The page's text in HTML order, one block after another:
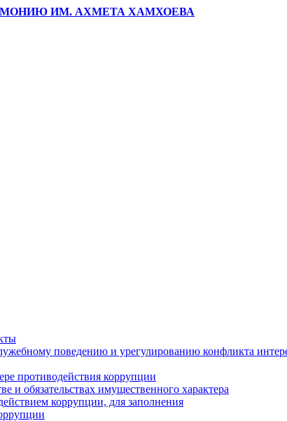
ИМ. АХМЕТА ХАМХОЕВА
поведению и урегулированию конфликта
противодействия коррупции
и обязательствах имущественного характера
коррупции, для заполнения